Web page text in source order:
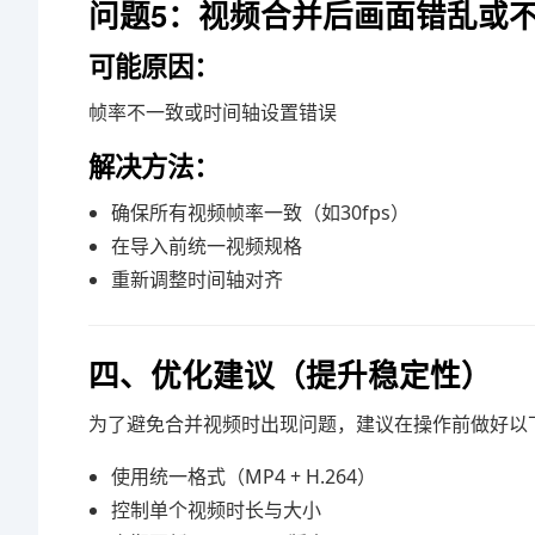
问题5：视频合并后画面错乱或
可能原因：
帧率不一致或时间轴设置错误
解决方法：
确保所有视频帧率一致（如30fps）
在导入前统一视频规格
重新调整时间轴对齐
四、优化建议（提升稳定性）
为了避免合并视频时出现问题，建议在操作前做好以
使用统一格式（MP4 + H.264）
控制单个视频时长与大小